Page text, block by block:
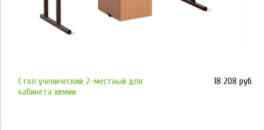
Стол ученический 2-местный для
кабинета химии
18 208 руб